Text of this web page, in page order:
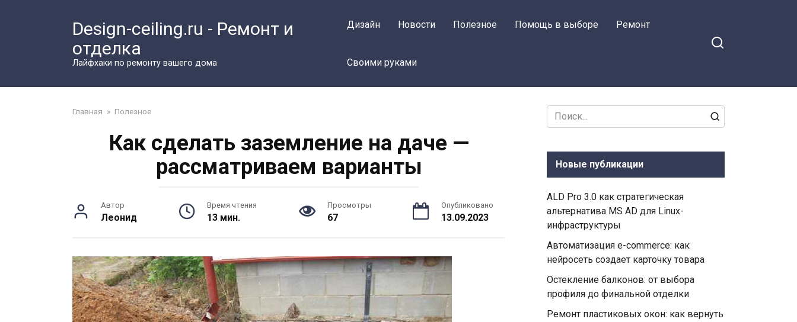
Design-ceiling.ru - Ремонт и
отделка
Лайфхаки по ремонту вашего дома
Дизайн Новости Полезное Помощь в выборе Ремонт
Своими руками
Главная » Полезное
Как сделать заземление на даче —
рассматриваем варианты
Автор
Леонид
Время чтения
13 мин.
Просмотры
67
Опубликовано
13.09.2023
Search
for:
Новые публикации
ALD Pro 3.0 как стратегическая
альтернатива MS AD для Linux-
инфраструктуры
Автоматизация e-commerce: как
нейросеть создает карточку товара
Остекление балконов: от выбора
профиля до финальной отделки
Ремонт пластиковых окон: как вернуть